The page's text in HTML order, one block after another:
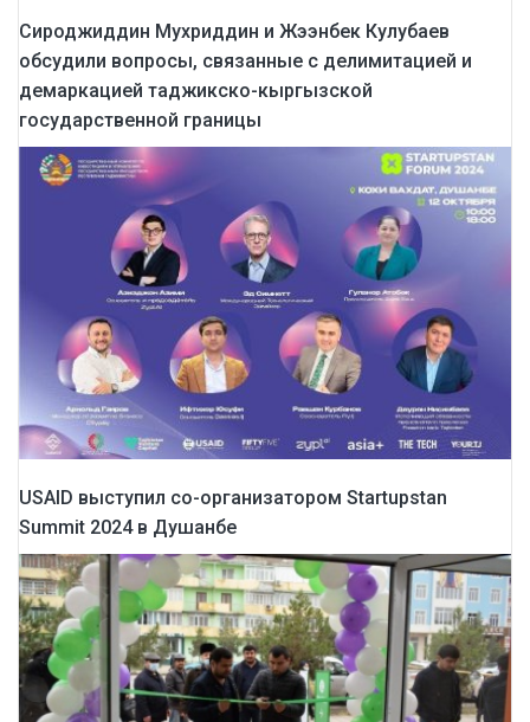
Сироджиддин Мухриддин и Жээнбек Кулубаев
обсудили вопросы, связанные с делимитацией и
демаркацией таджикско-кыргызской
государственной границы
USAID выступил со-организатором Startupstan
Summit 2024 в Душанбе